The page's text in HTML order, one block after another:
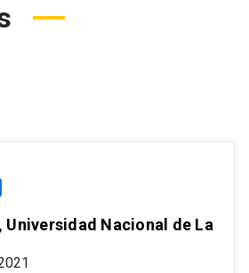
Universidad Nacional de La